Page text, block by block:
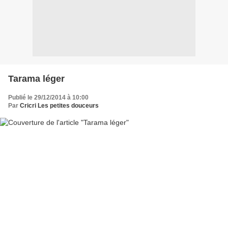
Tarama léger
Publié le 29/12/2014 à 10:00
Par Cricri Les petites douceurs